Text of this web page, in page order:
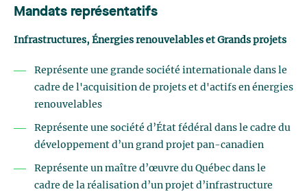
Mandats représentatifs
Infrastructures, Énergies renouvelables et Grands projets
Représente une grande société internationale dans le
cadre de l'acquisition de projets et d'actifs en énergies
renouvelables
Représente une société d’État fédéral dans le cadre du
développement d’un grand projet pan-canadien
Représente un maître d’œuvre du Québec dans le
cadre de la réalisation d’un projet d’infrastructure